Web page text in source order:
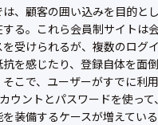
、顧客の囲い込みを目的と
る。これら会員制サイトは
受けられるが、複数のログ
を感じたり、登録自体を面
こで、ユーザーがすでに利
ウントとパスワードを使って
装備するケースが増えてい